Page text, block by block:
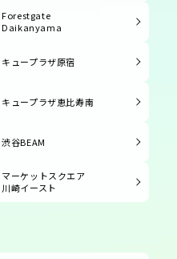
Forestgate
Daikanyama
キュープラザ原宿
キュープラザ恵比寿南
渋谷BEAM
マーケットスクエア
川崎イースト